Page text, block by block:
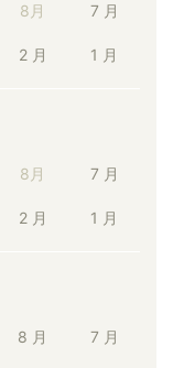
8月 7 月
2 月 1 月
8月 7 月
2 月 1 月
8 月 7 月